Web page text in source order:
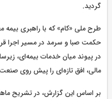
گردید.
طرح ملی «کام» که با راهبری بیمه
حکمت صبا و سرمد در مسیر اجرا
در پیوند میان خدمات بیمه‌ای،
مالی، افق تازه‌ای را پیش روی
بر اساس این گزارش، در تشریح